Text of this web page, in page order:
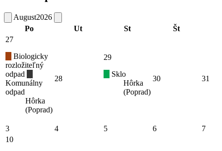
August2026
Po
Ut St Št
27
Biologicky
rozložiteľný
odpad
Komunálny
odpad
Hôrka
(Poprad)
28
29
Sklo
Hôrka
(Poprad)
30 31
3 4 5 6
7
10